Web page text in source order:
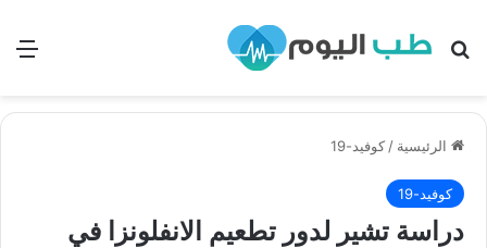
بحث
الرئيسية / كوفيد-19
كوفيد-19
دراسة تشير لدور تطعيم الانفلونزا في